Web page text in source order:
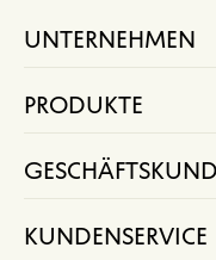
UNTERNEHMEN
PRODUKTE
KUNDENSERVICE